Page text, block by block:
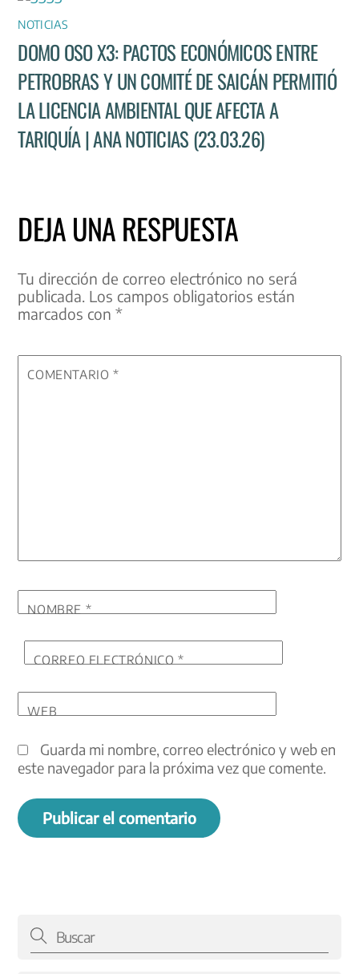
NOTICIAS
DOMO OSO X3: PACTOS ECONÓMICOS ENTRE
PETROBRAS Y UN COMITÉ DE SAICÁN PERMITIÓ
LA LICENCIA AMBIENTAL QUE AFECTA A
TARIQUÍA | ANA NOTICIAS (23.03.26)
DEJA UNA RESPUESTA
Tu dirección de correo electrónico no será
publicada. Los campos obligatorios están
marcados con*
COMENTARIO*
NOMBRE *
CORREO ELECTRÓNICO*
WEB
Guarda mi nombre, correo electrónico y web en
este navegador para la próxima vez que comente.